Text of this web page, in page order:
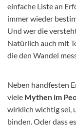
einfache Liste an
immer wieder
Und wer die
Natürlich auch mit
die den Wandel
Neben handfesten
viele Mythen im
wirklich wichtig sei,
binden. Oder dass